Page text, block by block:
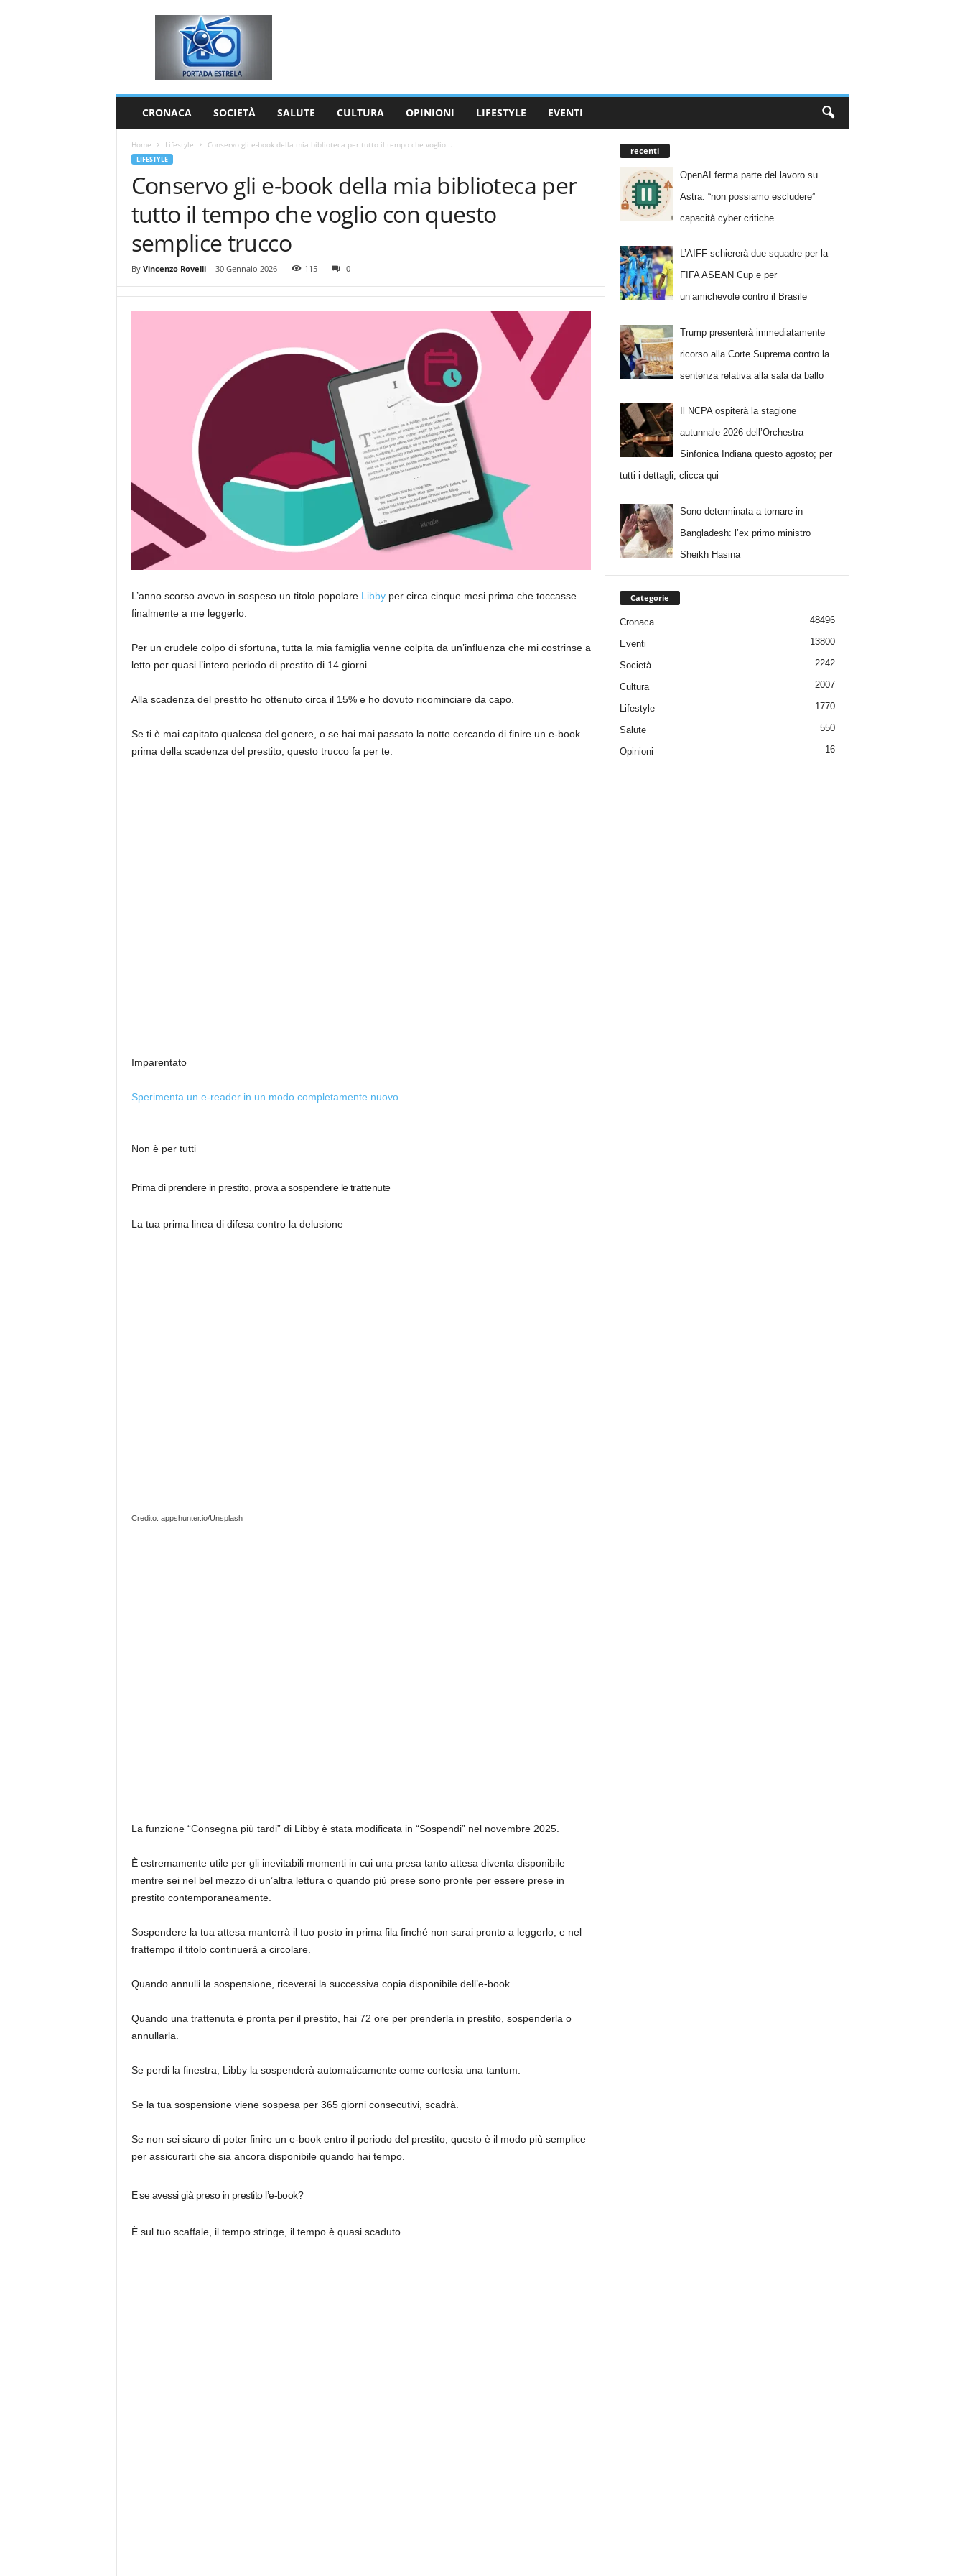
CRONACA SOCIETÀ SALUTE CULTURA OPINIONI LIFESTYLE EVENTI
Home Lifestyle Conservo gli e-book della mia biblioteca per tutto il tempo che voglio...
LIFESTYLE
Conservo gli e-book della mia biblioteca per
tutto il tempo che voglio con questo
semplice trucco
By Vincenzo Rovelli- 30 Gennaio 2026 115 0
L’anno scorso avevo in sospeso un titolo popolare Libbyper circa cinque mesi prima che toccasse
finalmente a me leggerlo.
Per un crudele colpo di sfortuna, tutta la mia famiglia venne colpita da un’influenza che mi costrinse a
letto per quasi l’intero periodo di prestito di 14 giorni.
Alla scadenza del prestito ho ottenuto circa il 15% e ho dovuto ricominciare da capo.
Se ti è mai capitato qualcosa del genere, o se hai mai passato la notte cercando di finire un e-book
prima della scadenza del prestito, questo trucco fa per te.
Imparentato
Sperimenta un e-reader in un modo completamente nuovo
Non è per tutti
Prima di prendere in prestito, prova a sospendere le trattenute
La tua prima linea di difesa contro la delusione
Credito: appshunter.io/Unsplash
La funzione “Consegna più tardi” di Libby è stata modificata in “Sospendi” nel novembre 2025.
È estremamente utile per gli inevitabili momenti in cui una presa tanto attesa diventa disponibile
mentre sei nel bel mezzo di un’altra lettura o quando più prese sono pronte per essere prese in
prestito contemporaneamente.
Sospendere la tua attesa manterrà il tuo posto in prima fila finché non sarai pronto a leggerlo, e nel
frattempo il titolo continuerà a circolare.
Quando annulli la sospensione, riceverai la successiva copia disponibile dell’e-book.
Quando una trattenuta è pronta per il prestito, hai 72 ore per prenderla in prestito, sospenderla o
annullarla.
Se perdi la finestra, Libby la sospenderà automaticamente come cortesia una tantum.
Se la tua sospensione viene sospesa per 365 giorni consecutivi, scadrà.
Se non sei sicuro di poter finire un e-book entro il periodo del prestito, questo è il modo più semplice
per assicurarti che sia ancora disponibile quando hai tempo.
E se avessi già preso in prestito l’e-book?
È sul tuo scaffale, il tempo stringe, il tempo è quasi scaduto
recenti
OpenAI ferma parte del lavoro su
Astra: “non possiamo escludere”
capacità cyber critiche
L’AIFF schiererà due squadre per la
FIFA ASEAN Cup e per
un’amichevole contro il Brasile
Trump presenterà immediatamente
ricorso alla Corte Suprema contro la
sentenza relativa alla sala da ballo
Il NCPA ospiterà la stagione
autunnale 2026 dell’Orchestra
Sinfonica Indiana questo agosto; per
tutti i dettagli, clicca qui
Sono determinata a tornare in
Bangladesh: l’ex primo ministro
Sheikh Hasina
Categorie
Cronaca 48496
Eventi 13800
Società 2242
Cultura 2007
Lifestyle 1770
Salute 550
Opinioni 16